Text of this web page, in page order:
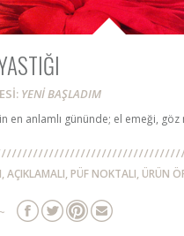
YENİ BAŞLADIM
en anlamlı gününde; el emeği,
AÇIKLAMALI, PÜF NOKTALI, ÜRÜN